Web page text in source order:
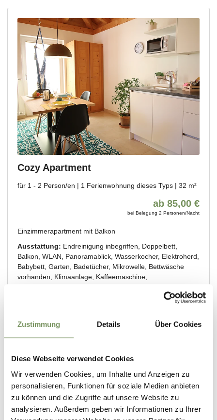
Zustimmung Details Über Cookies
Diese Webseite verwendet Cookies
Wir verwenden Cookies, um Inhalte und Anzeigen zu
personalisieren, Funktionen für soziale Medien anbieten
zu können und die Zugriffe auf unsere Website zu
analysieren. Außerdem geben wir Informationen zu Ihrer